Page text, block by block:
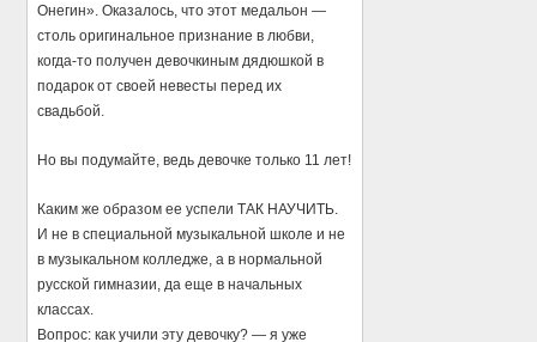
Онегин». Оказалось, что этот медальон —
столь оригинальное признание в любви,
когда-то получен девочкиным дядюшкой в
подарок от своей невесты перед их
свадьбой.
Но вы подумайте, ведь девочке только 11 лет!
Каким же образом ее успели ТАК НАУЧИТЬ.
И не в специальной музыкальной школе и не
в музыкальном колледже, а в нормальной
русской гимназии, да еще в начальных
классах.
Вопрос: как учили эту девочку? — я уже